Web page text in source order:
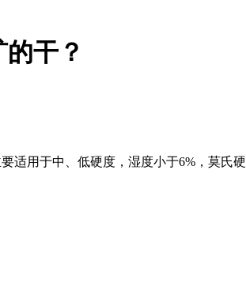
干？
适用于中、低硬度，湿度小于6%，莫氏